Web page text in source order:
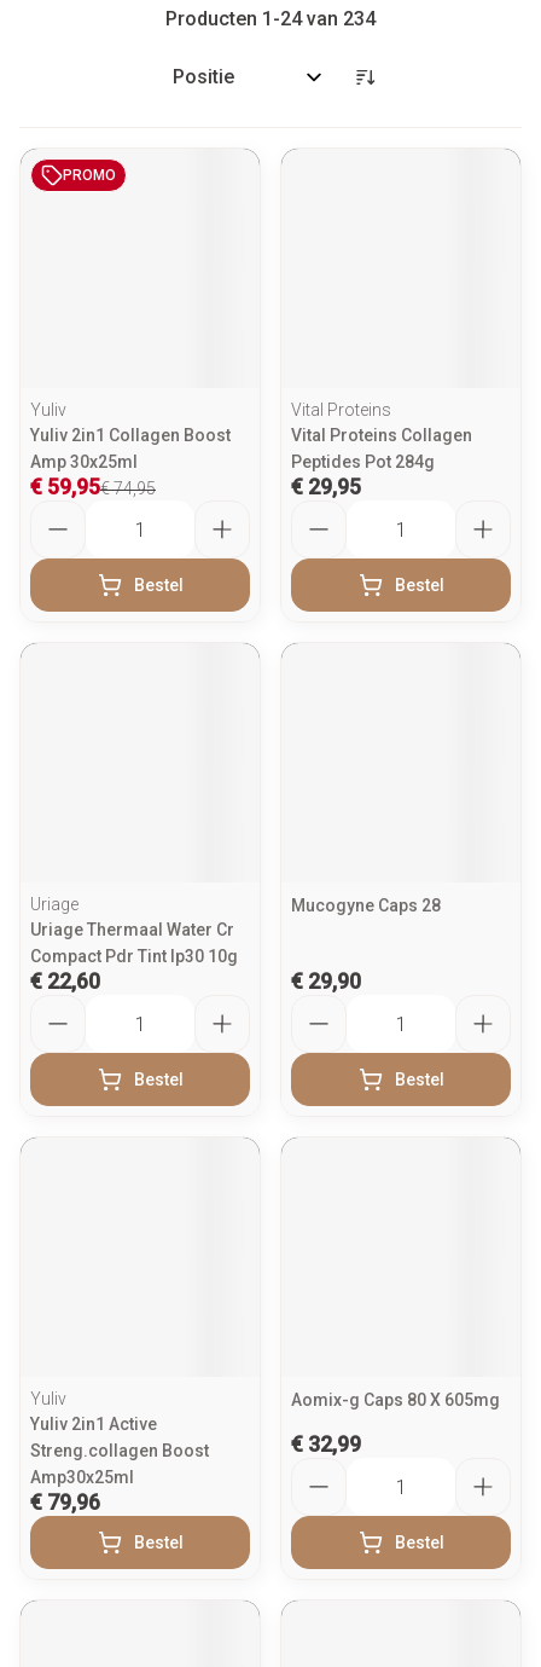
Producten 1 -24van 234
Sorteer op:
PROMO
Yuliv
Yuliv 2in1 Collagen Boost
Amp 30x25ml
€ 74,95
€ 59,95
Bestel
Vital Proteins
Vital Proteins Collagen
Peptides Pot 284g
€ 29,95
Bestel
Uriage
Uriage Thermaal Water Cr
Compact Pdr Tint Ip30 10g
€ 22,60
Bestel
Mucogyne Caps 28
€ 29,90
Bestel
Yuliv
Yuliv 2in1 Active
Streng.collagen Boost
Amp30x25ml
€ 79,96
Bestel
Aomix-g Caps 80 X 605mg
€ 32,99
Bestel